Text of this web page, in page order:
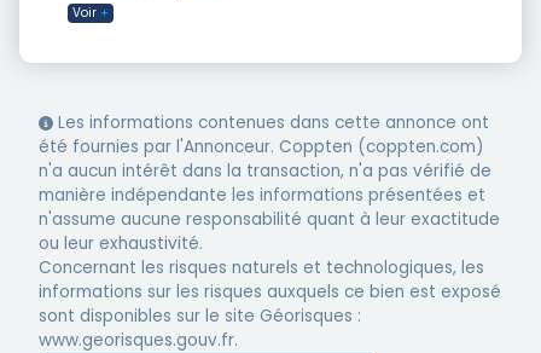
Voir +
Les informations contenues dans cette annonce ont
été fournies par l'Annonceur. Coppten (coppten.com)
n'a aucun intérêt dans la transaction, n'a pas vérifié de
manière indépendante les informations présentées et
n'assume aucune responsabilité quant à leur exactitude
ou leur exhaustivité.
Concernant les risques naturels et technologiques, les
informations sur les risques auxquels ce bien est exposé
sont disponibles sur le site Géorisques :
www.georisques.gouv.fr.